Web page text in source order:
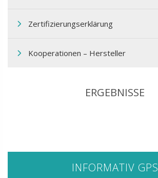
Zertifizierungserklärung
Kooperationen – Hersteller
ERGEBNISSE
INFORMATIV GPS